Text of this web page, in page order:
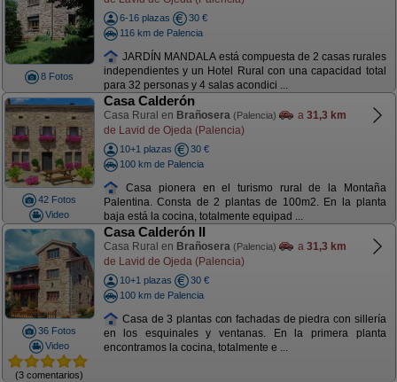
8 Fotos
6-16 plazas
30 €
116 km de Palencia
JARDÍN MANDALA está compuesta de 2 casas rurales
independientes y un Hotel Rural con una capacidad total
para 32 personas y 4 salas acondici ...
42 Fotos
Video
Casa Calderón
Casa Rural en Brañosera (Palencia) a 31,3 km
de Lavid de Ojeda (Palencia)
10+1 plazas
30 €
100 km de Palencia
Casa pionera en el turismo rural de la Montaña
Palentina. Consta de 2 plantas de 100m2. En la planta
baja está la cocina, totalmente equipad ...
36 Fotos
Video
(3 comentarios)
Casa Calderón II
Casa Rural en Brañosera (Palencia) a 31,3 km
de Lavid de Ojeda (Palencia)
10+1 plazas
30 €
100 km de Palencia
Casa de 3 plantas con fachadas de piedra con sillería
en los esquinales y ventanas. En la primera planta
encontramos la cocina, totalmente e ...